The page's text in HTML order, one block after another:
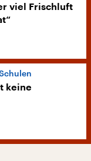
viel Frischluft
keine